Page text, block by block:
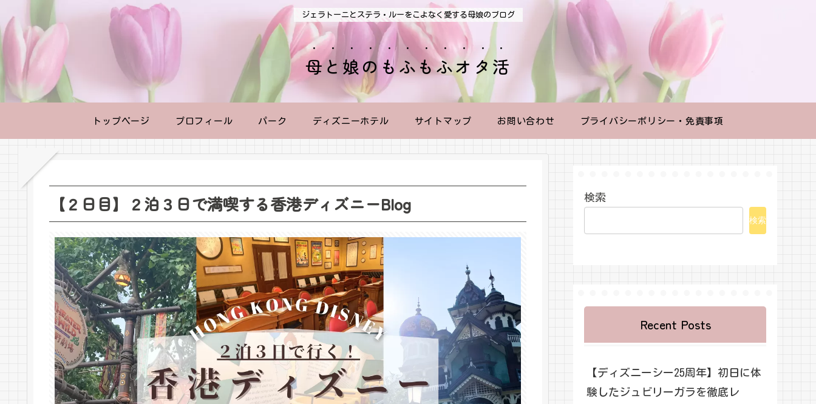
ジェラトーニとステラ・ルーをこよなく愛する母娘のブログ
母と娘のもふもふオタ活
トップページ プロフィール パーク ディズニーホテル サイトマップ お問い合わせ プライバシーポリシー・免責事項
【２日目】２泊３日で満喫する香港ディズニーBlog 検索
検索
Recent Posts
【ディズニーシー25周年】初日に体
験したジュビリーガラを徹底レ